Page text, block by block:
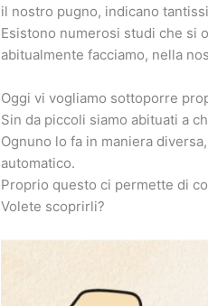
il nostro pugno, indicano
Esistono numerosi studi che si
abitualmente facciamo, nella
Oggi vi vogliamo sottoporre
Sin da piccoli siamo abituati a
Ognuno lo fa in maniera
automatico.
Proprio questo ci permette di
Volete scoprirli?